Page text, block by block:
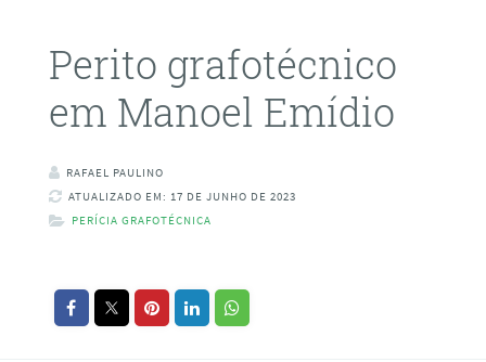
Perito grafotécnico
em Manoel Emídio
RAFAEL PAULINO
ATUALIZADO EM: 17 DE JUNHO DE 2023
PERÍCIA GRAFOTÉCNICA